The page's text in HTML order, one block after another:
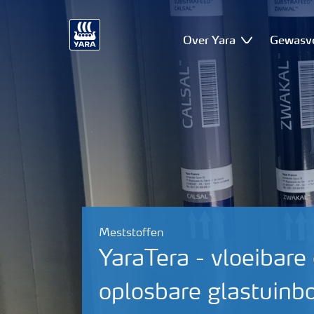
Over Yara
Meststoffen
YaraTera -
oplosbare